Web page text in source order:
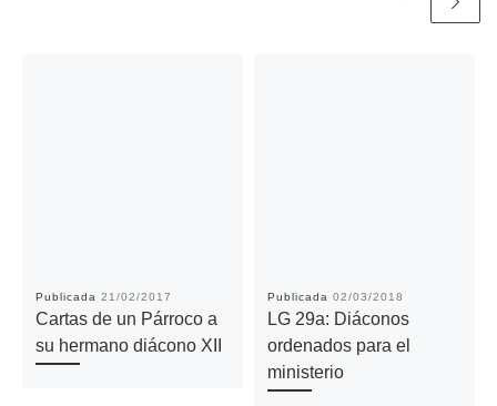
Publicada 21/02/2017
Cartas de un Párroco a
su hermano diácono XII
Publicada 02/03/2018
LG 29a: Diáconos
ordenados para el
ministerio